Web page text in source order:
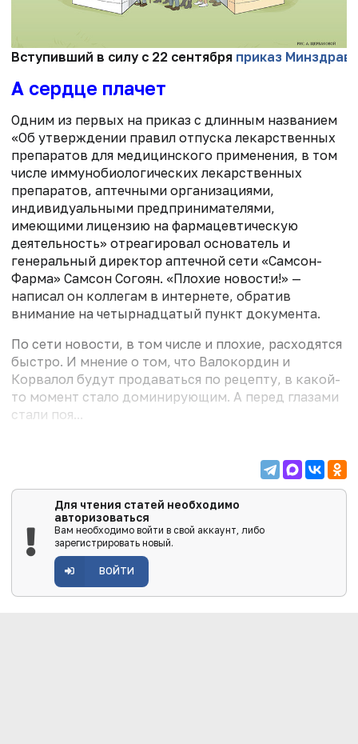
Вступивший в силу с 22 сентября приказ
А сердце плачет
Одним из первых на приказ с длинным названием
«Об утверждении правил отпуска лекарственных
препаратов для медицинского применения, в том
числе иммунобиологических лекарственных
препаратов, аптечными организациями,
индивидуальными предпринимателями,
имеющими лицензию на фармацевтическую
деятельность» отреагировал основатель и
генеральный директор аптечной сети «Самсон-
Фарма» Самсон Согоян. «Плохие новости!» —
написал он коллегам в интернете, обратив
внимание на четырнадцатый пункт документа.
По сети новости, в том числе и плохие, расходятся
быстро. И мнение о том, что Валокордин и
Корвалол будут продаваться по рецепту, в какой-
то момент стало доминирующим. А перед глазами
стали поя...
Для чтения статей необходимо
авторизоваться
Вам необходимо войти в свой аккаунт, либо
зарегистрировать новый.
ВОЙТИ